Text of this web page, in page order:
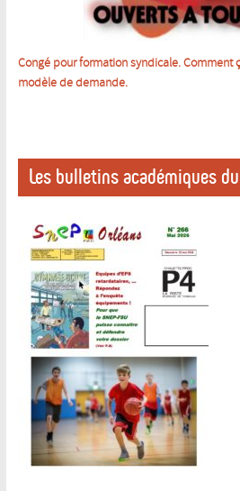
Congé pour formation syndicale. Comment
modèle de demande.
Les bulletins académiques du